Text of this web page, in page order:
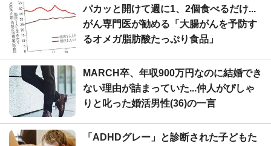
パカッと開けて週に1、2個食べるだけ...
がん専門医が勧める「大腸がんを予防す
るオメガ脂肪酸たっぷり食品」
MARCH卒、年収900万円なのに結婚でき
ない理由が詰まっていた...仲人がぴしゃ
りと叱った婚活男性(36)の一言
「ADHDグレー」と診断された子どもた